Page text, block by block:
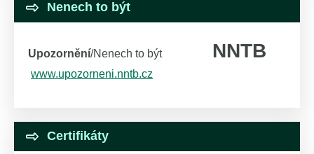
Nenech to být
Upozornění/Nenech to být NNTB
www.upozorneni.nntb.cz
Certifikáty